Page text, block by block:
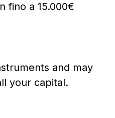
fino a 15.000€
and may
your capital.